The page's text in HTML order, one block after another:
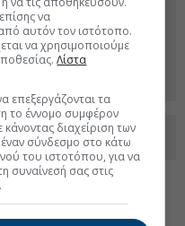
Discover
να
αυτόν τον ιστότοπο.
να χρησιμοποιούμε
Λίστα
επεξεργάζονται τα
το έννομο συμφέρον
διαχείριση των
σύνδεσμο στο κάτω
του ιστοτόπου, για να
συναίνεσή σας στις